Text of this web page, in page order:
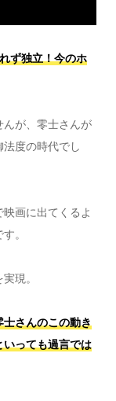
ず独立！今のホ
が、零士さんが
度の時代でし
画に出てくるよ
。
現。
さんのこの動き
っても過言では